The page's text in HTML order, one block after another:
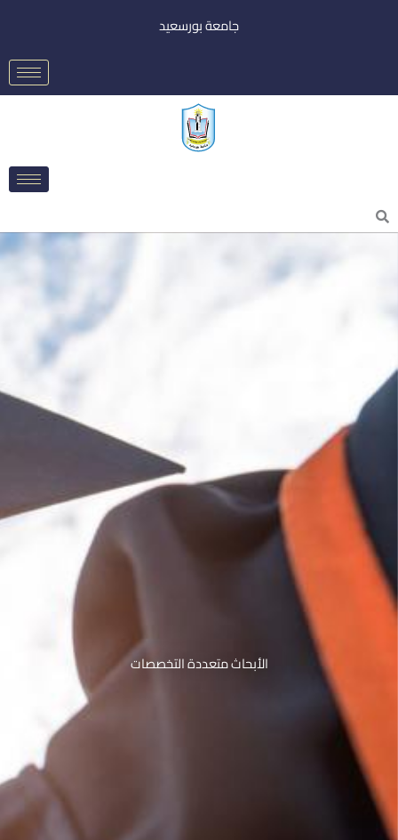
جامعة بورسعيد
Search
الأبحاث متعددة التخصصات